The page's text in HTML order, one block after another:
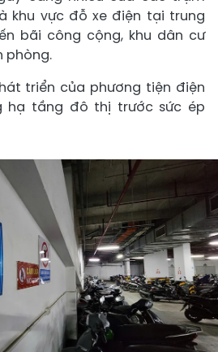
khu vực đỗ xe điện tại trung
bãi công cộng, khu dân cư
phòng.
triển của phương tiện điện
hạ tầng đô thị trước sức ép